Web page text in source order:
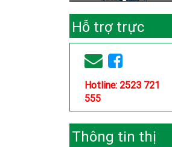
Hỗ trợ trực
tuyến
Hotline: 2523 721
555
Thông tin thị